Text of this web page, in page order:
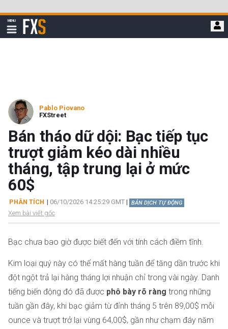
qua
đi
MENU
Hiển
thị
FXStreet
Pablo Piovano
FXStreet
Bán tháo dữ dội: Bạc tiếp tục
trượt giảm kéo dài nhiều
tháng, tập trung lại ở mức
60$
PHÂN TÍCH | 06/10/2026 14:25:29 GMT | BẢN DỊCH TỰ ĐỘNG
Xem bài viết gốc
Bạc chưa bao giờ được biết đến với tính cách điềm tĩnh.
Kim loại quý này có thể mất hàng tuần để tăng dần trước khi
đột ngột trả lại hàng tháng lợi nhuận chỉ trong vài ngày. Danh
tiếng biến động đó đã được phô bày rõ ràng trong những
tuần gần đây, khi bạc giảm từ đỉnh tháng 5 trên 89,00$ mỗi
ounce và trượt trở lại vùng 64,00$, gần như chạm đáy năm